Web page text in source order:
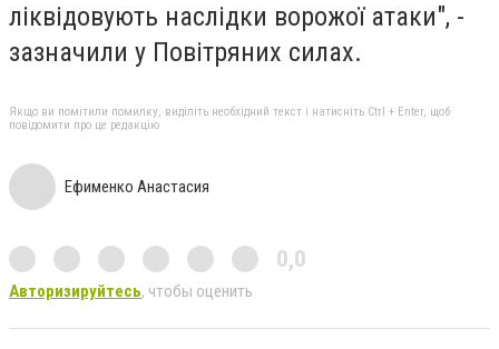
ліквідовують наслідки ворожої атаки", -
зазначили у Повітряних силах.
Якщо ви помітили помилку, виділіть необхідний текст і натисніть Ctrl + Enter, щоб
повідомити про це редакцію
Ефименко Анастасия
0,0
Авторизируйтесь, чтобы оценить